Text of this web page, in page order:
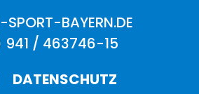
BAYERN.DE
941 / 463746-15
DATENSCHUTZ